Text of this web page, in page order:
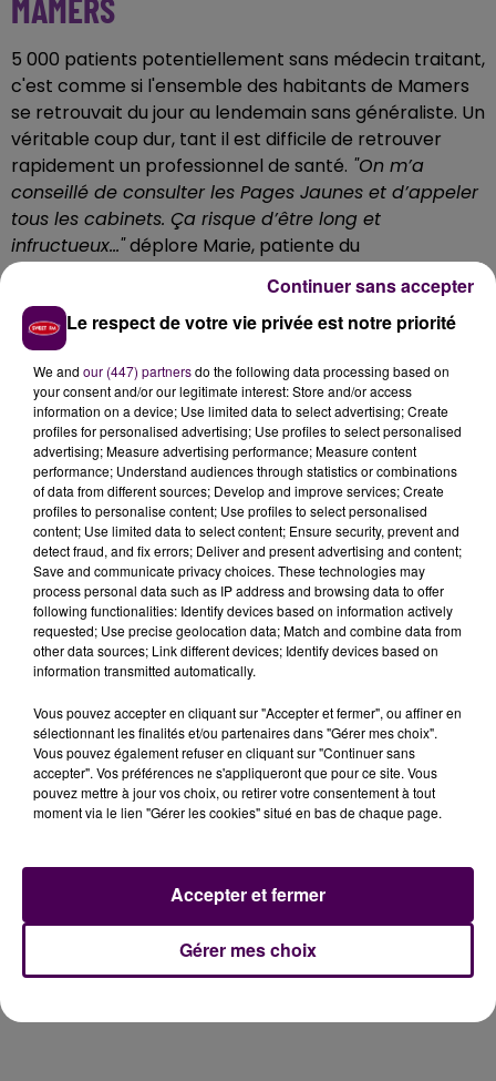
MAMERS
5 000 patients potentiellement sans médecin traitant,
c'est comme si l'ensemble des habitants de Mamers
se retrouvait du jour au lendemain sans généraliste. Un
véritable coup dur, tant il est difficile de retrouver
rapidement un professionnel de santé. "On m’a
conseillé de consulter les Pages Jaunes et d’appeler
tous les cabinets. Ça risque d’être long et
infructueux..."déplore Marie, patiente du
docteur Drosdalski
LebretonetCollartfont, eux,
valoir leur droit à la retraite. Ledocteur Hardydevrait,
quant à elle, conserver une partie de sa patientèle en
déménageant ailleurs au Mans.
proche du centre-ville, pour s'installer dans la
Monthéard"au 3 rue Molière
Le respect de votre vie privée est notre priorité
We and our (447) partnersdo the following data processing based on
your consent and/or our legitimate interest: Store and/or access
information on a device; Use limited data to select advertising; Create
profiles for personalised advertising; Use profiles to select personalised
advertising; Measure advertising performance; Measure content
performance; Understand audiences through statistics or combinations
of data from different sources; Develop and improve services; Create
profiles to personalise content; Use profiles to select personalised
content; Use limited data to select content; Ensure security, prevent and
detect fraud, and fix errors; Deliver and present advertising and content;
Save and communicate privacy choices. These technologies may
process personal data such as IP address and browsing data to offer
following functionalities: Identify devices based on information actively
requested; Use precise geolocation data; Match and combine data from
other data sources; Link different devices; Identify devices based on
information transmitted automatically.
Vous pouvez accepter en cliquant sur "Accepter et fermer", ou affiner en
sélectionnant les finalités et/ou partenaires dans "Gérer mes choix".
Vous pouvez également refuser en cliquant sur "Continuer sans
accepter". Vos préférences ne s'appliqueront que pour ce site. Vous
pouvez mettre à jour vos choix, ou retirer votre consentement à tout
moment via le lien "Gérer les cookies" situé en bas de chaque page.
Gérer mes choix
Accepter et fermer
Continuer sans accepter